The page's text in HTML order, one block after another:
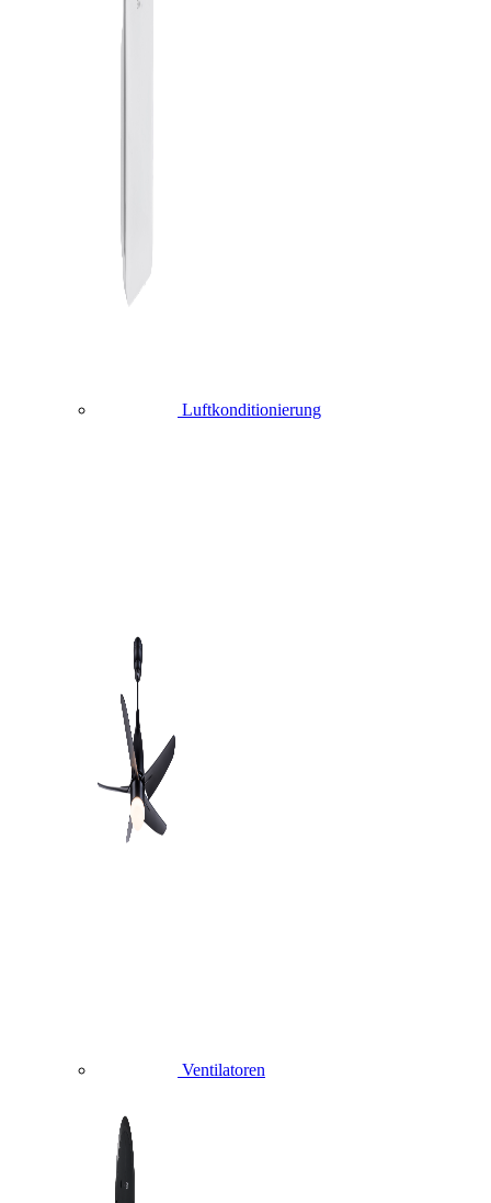
Luftkonditionierung
Ventilatoren